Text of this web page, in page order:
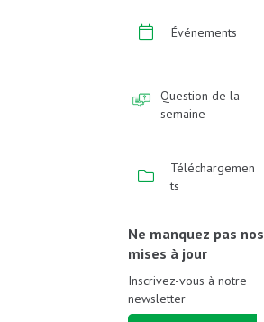
Événements
Question de la
semaine
Téléchargemen
ts
Ne manquez pas nos
mises à jour
Inscrivez-vous à notre
newsletter